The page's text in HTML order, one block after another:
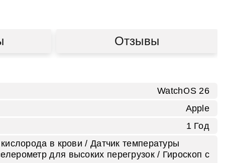
Отзывы
WatchOS 26
Apple
1 Год
в крови / Датчик температуры
для высоких перегрузок / Гироскоп с